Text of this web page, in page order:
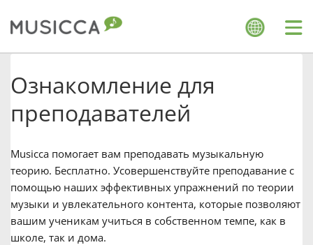
Български
Dansk
Deutsch
Ознакомление для
преподавателей
Musicca помогает вам преподавать музыкальную
теорию. Бесплатно. Усовершенствуйте преподавание с
помощью наших эффективных упражнений по теории
музыки и увлекательного контента, которые позволяют
вашим ученикам учиться в собственном темпе, как в
школе, так и дома.